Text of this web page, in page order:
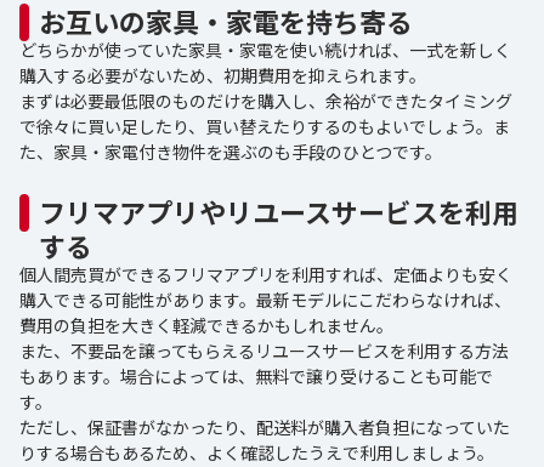
お互いの家具・家電を持ち寄る
どちらかが使っていた家具・家電を使い続ければ、一式を新しく
購入する必要がないため、初期費用を抑えられます。
まずは必要最低限のものだけを購入し、余裕ができたタイミング
で徐々に買い足したり、買い替えたりするのもよいでしょう。ま
た、家具・家電付き物件を選ぶのも手段のひとつです。
フリマアプリやリユースサービスを利用
する
個人間売買ができるフリマアプリを利用すれば、定価よりも安く
購入できる可能性があります。最新モデルにこだわらなければ、
費用の負担を大きく軽減できるかもしれません。
また、不要品を譲ってもらえるリユースサービスを利用する方法
もあります。場合によっては、無料で譲り受けることも可能で
す。
ただし、保証書がなかったり、配送料が購入者負担になっていた
りする場合もあるため、よく確認したうえで利用しましょう。